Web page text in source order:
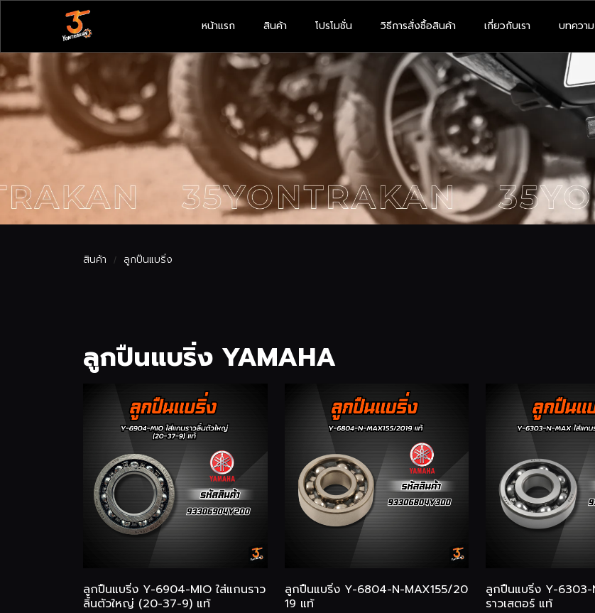
หน้าแรก สินค้า โปรโมชั่น วิธีการสั่งซื้อสินค้า เกี่ยวกับเรา บทความ
สินค้า / ลูกปืนแบริ่ง
ลูกปืนแบริ่ง YAMAHA
ลูกปืนแบริ่ง Y-6904-MIO ใส่แกนราว
ลิ้นตัวใหญ่ (20-37-9) แท้
ลูกปืนแบริ่ง Y-6804-N-MAX155/20
19 แท้
ลูกปืนแบริ่ง Y-6303-
ราวเสตอร์ แท้